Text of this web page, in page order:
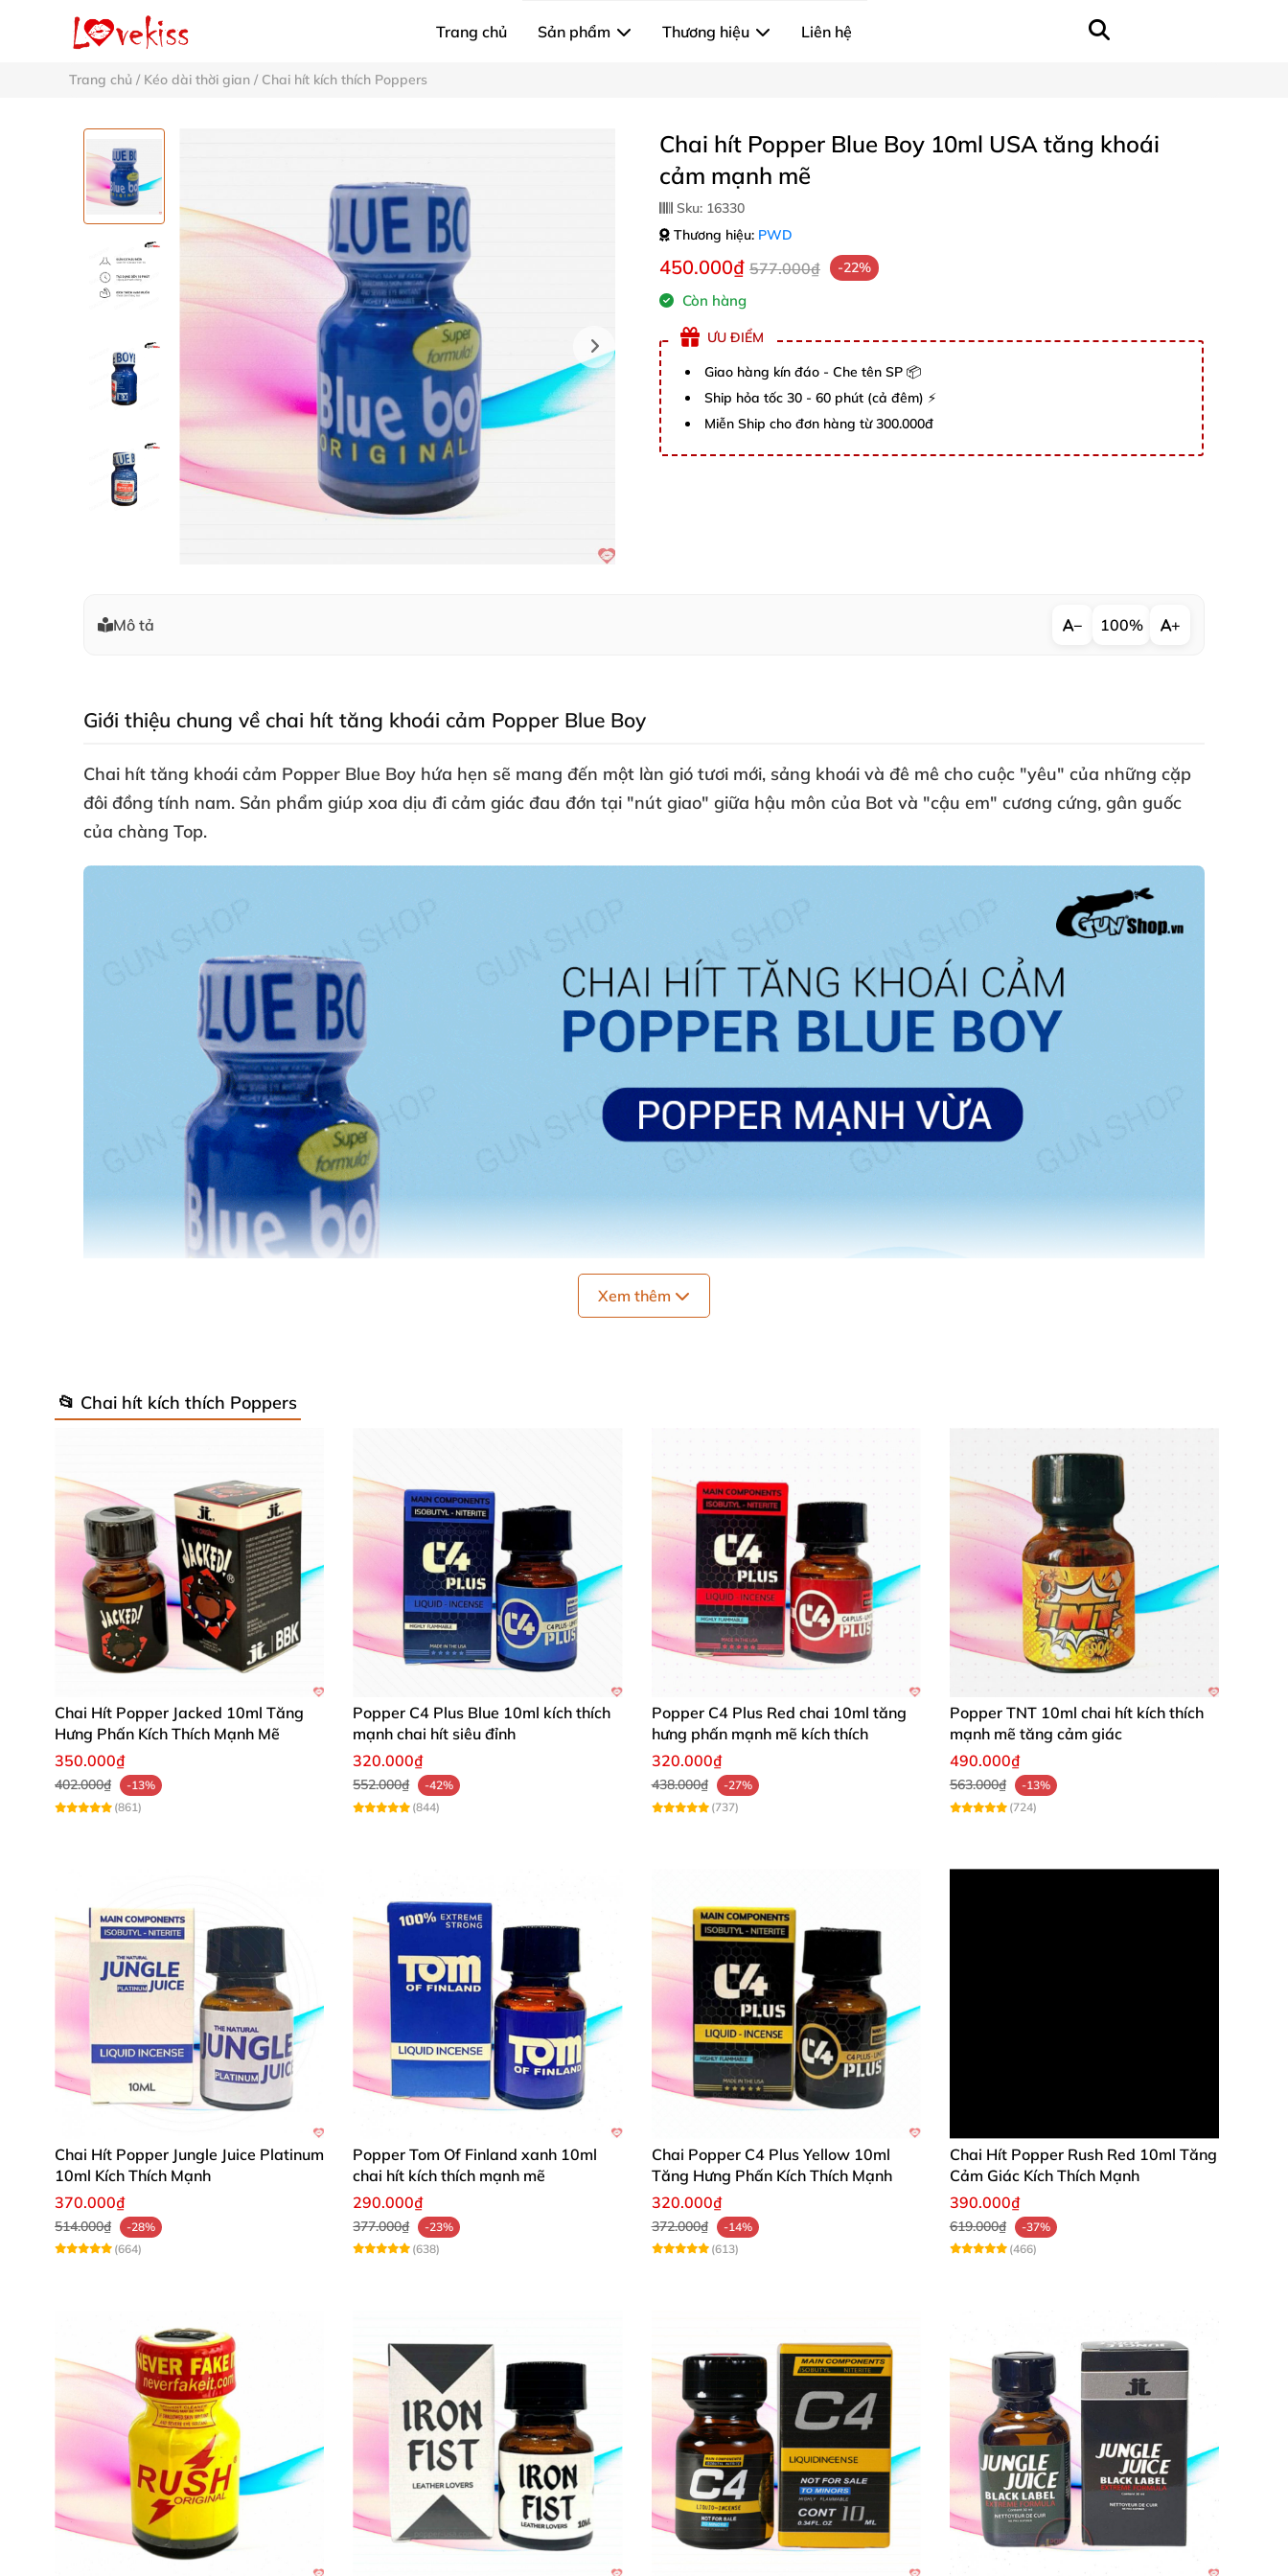
Trang chủ Sản phẩm Thương hiệu Liên hệ
Trang chủ / Kéo dài thời gian / Chai hít kích thích Poppers
Chai hít Popper Blue Boy 10ml USA tăng khoái
cảm mạnh mẽ
Sku: 16330
Thương hiệu: PWD
450.000₫ 577.000₫ -22%
Còn hàng
ƯU ĐIỂM
Giao hàng kín đáo - Che tên SP 📦
Ship hỏa tốc 30 - 60 phút (cả đêm) ⚡
Miễn Ship cho đơn hàng từ 300.000đ
Mô tả − 100% +
Giới thiệu chung về chai hít tăng khoái cảm Popper Blue Boy
Chai hít tăng khoái cảm Popper Blue Boy hứa hẹn sẽ mang đến một làn gió tươi mới, sảng khoái và đê mê cho cuộc "yêu" của những cặp
đôi đồng tính nam. Sản phẩm giúp xoa dịu đi cảm giác đau đớn tại "nút giao" giữa hậu môn của Bot và "cậu em" cương cứng, gân guốc
của chàng Top.
của bạn trở nên dễ dàng hơn
một lần - Nhớ một đời bạnnhé!
Ưu điểm nổi trội của chai hít tăng khoái cảm Popper Blue Boy
Chai hít tăng khoái cảm Popper này có nồng độtương đối vừa phải, phù hợp những ai từng thử sứcvới popper cấp độ nhẹvà muốn thử thách
bản thân
với những "phiên bản nặng đô” hơn.Nếuđã từng sử dụng qua popper , bạnsẽ thấy Popper Blue Boy có mùi hương khá dễ chịu, nên hầu
như aicũng có thể sử dụng
“yêu” đê mêvà hoang dại.
Hướng dẫn sử dụng chai hít tăng khoái cảm Popper Blue Boy
Sử dụng trướcvà trongquá trình quan hệ tình dục để kích thích hưng phấn.
Cách thực hiện vô cùng đơn giản, bịt một bên mũi và đưa chai hít lên cách lỗ mũi còn lại 3cm.
Lúc này, hít một hơi dài trong vòng 4s tiếp theo.
Xem thêm
📂 Chai hít kích thích Poppers
Chai Hít Popper Jacked 10ml Tăng
Hưng Phấn Kích Thích Mạnh Mẽ
350.000₫
402.000₫
-13%
(861)
Popper C4 Plus Blue 10ml kích thích
mạnh chai hít siêu đỉnh
320.000₫
552.000₫
-42%
(844)
Popper C4 Plus Red chai 10ml tăng
hưng phấn mạnh mẽ kích thích
320.000₫
438.000₫
-27%
(737)
Popper TNT 10ml chai hít kích thích
mạnh mẽ tăng cảm giác
490.000₫
563.000₫
-13%
(724)
Chai Hít Popper Jungle Juice Platinum
10ml Kích Thích Mạnh
370.000₫
514.000₫
-28%
(664)
Popper Tom Of Finland xanh 10ml
chai hít kích thích mạnh mẽ
290.000₫
377.000₫
-23%
(638)
Chai Popper C4 Plus Yellow 10ml
Tăng Hưng Phấn Kích Thích Mạnh
320.000₫
372.000₫
-14%
(613)
Chai Hít Popper Rush Red 10ml Tăng
Cảm Giác Kích Thích Mạnh
390.000₫
619.000₫
-37%
(466)